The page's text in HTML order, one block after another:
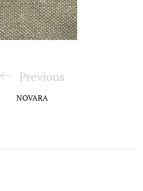
Previous
Post
Previous
NOVARA